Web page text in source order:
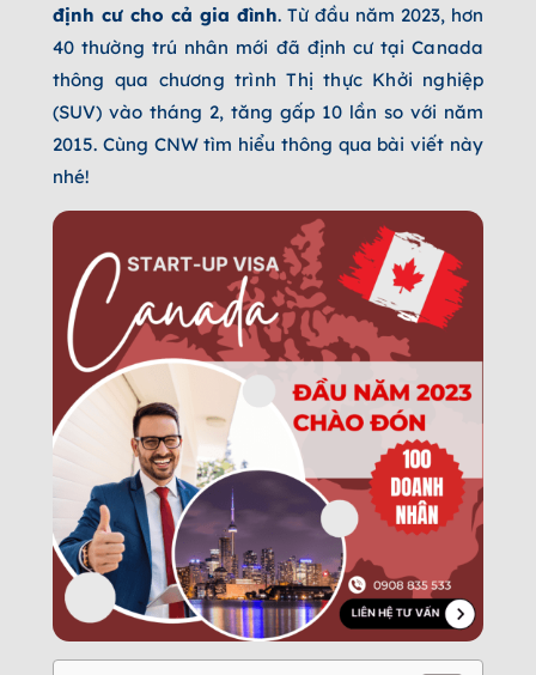
định cư cho cả gia đình. Từ đầu năm 2023, hơn
40 thường trú nhân mới đã định cư tại Canada
thông qua chương trình Thị thực Khởi nghiệp
(SUV) vào tháng 2, tăng gấp 10 lần so với năm
2015. Cùng CNW tìm hiểu thông qua bài viết này
nhé!